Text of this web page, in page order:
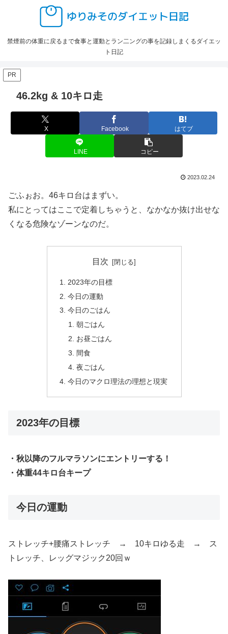
禁煙前の体重に戻るまで食事と運動とラン二ングの事を記録しまくるダイエッ
ト日記
PR
46.2kg & 10キロ走
X Facebook はてブ
LINE コピー
2023.02.24
ごふぉお。46キロ台はまずい。
私にとってはここで定着しちゃうと、なかなか抜け出せな
くなる危険なゾーンなのだ。
目次
2023年の目標
今日の運動
今日のごはん
朝ごはん
お昼ごはん
間食
夜ごはん
今日のマクロ理法の理想と現実
2023年の目標
・秋以降のフルマラソンにエントリーする！
・体重44キロ台キープ
今日の運動
ストレッチ+腰痛ストレッチ → 10キロゆる走 → ス
トレッチ、レッグマジック20回ｗ